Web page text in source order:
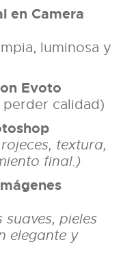
en Camera
luminosa y
Evoto
calidad)
textura,
final.)
pieles
elegante y